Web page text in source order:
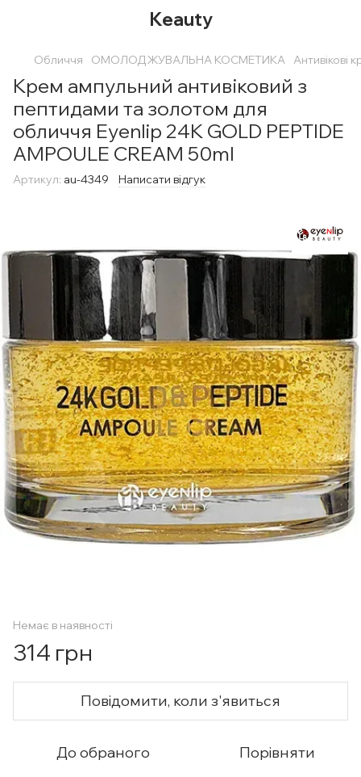
Keauty
Обличчя ОМОЛОДЖУВАЛЬНА КОСМЕТИКА Антивікові
Крем ампульний антивіковий з
пептидами та золотом для
обличчя Eyenlip 24K GOLD PEPTIDE
AMPOULE CREAM 50ml
Артикул: au-4349 Написати відгук
Немає в наявності
314 грн
Повідомити, коли з'явиться
До обраного Порівняти